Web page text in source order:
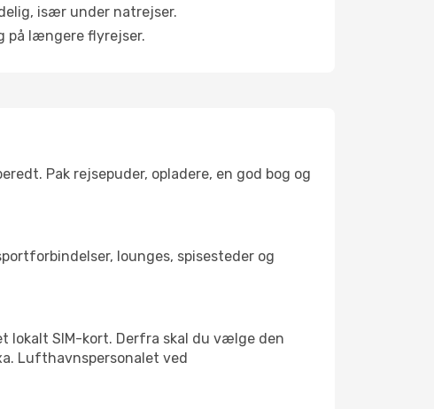
især under natrejser.
på længere flyrejser.
Pak rejsepuder, opladere, en god bog og
lounges, spisesteder og
lokalt SIM-kort. Derfra skal du vælge den
Lufthavnspersonalet ved